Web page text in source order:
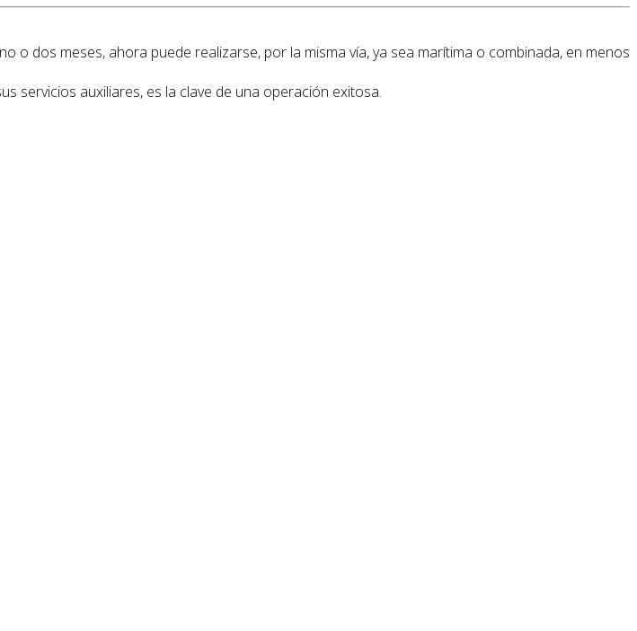
dos meses, ahora puede realizarse, por la misma vía, ya sea marítima o combinada, en menos
servicios auxiliares, es la clave de una operación exitosa.